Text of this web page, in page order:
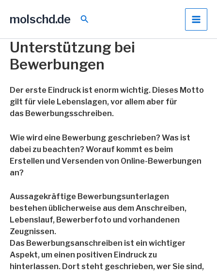
Inhaltmolschd.de Suchen
Unterstützung bei
Bewerbungen
Der erste Eindruck ist enorm wichtig. Dieses Motto
gilt für viele Lebenslagen, vor allem aber für
das Bewerbungsschreiben.
Wie wird eine Bewerbung geschrieben? Was ist
dabei zu beachten? Worauf kommt es beim
Erstellen und Versenden von Online-Bewerbungen
an?
Aussagekräftige Bewerbungsunterlagen
bestehen üblicherweise aus dem Anschreiben,
Lebenslauf, Bewerberfoto und vorhandenen
Zeugnissen.
Das Bewerbungsanschreiben ist ein wichtiger
Aspekt, um einen positiven Eindruck zu
hinterlassen. Dort steht geschrieben, wer Sie sind,